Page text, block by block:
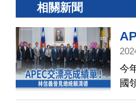
相關新聞
今
國
將